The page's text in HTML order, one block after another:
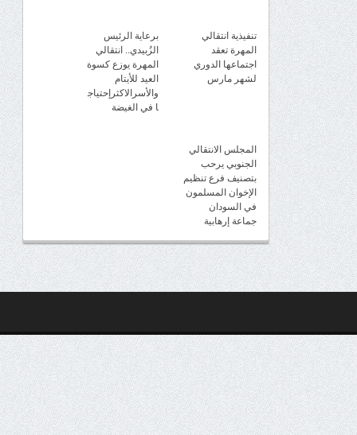
تنفيذية انتقالي
المهرة تعقد
اجتماعها الدوري
لشهر مارس
برعاية الرئيس
الزُبيدي.. انتقالي
المهرة يوزع كسوة
العيد للأيتام
والأسرالاكثرإحتياج
ا في الغيضة
المجلس الانتقالي
الجنوبي يرحب
بتصنيف فرع تنظيم
الإخوان المسلمون
في السودان
جماعة إرهابية